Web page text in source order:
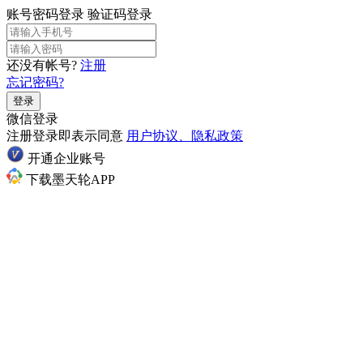
账号密码登录 验证码登录
还没有帐号? 注册
忘记密码?
登录
微信登录
注册登录即表示同意 用户协议、隐私政策
开通企业账号
下载墨天轮APP